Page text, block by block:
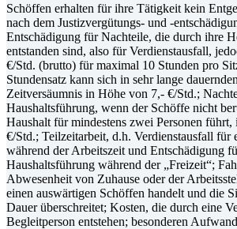
Schöffen erhalten für ihre Tätigkeit kein
nach dem Justizvergütungs- und -
Entschädigung für Nachteile, die durch ihre
entstanden sind, also für Verdienstausfall,
€/Std. (brutto) für maximal 10 Stunden pro
Stundensatz kann sich in sehr lange
Zeitversäumnis in Höhe von 7,- €/Std.;
Haushaltsführung, wenn der Schöffe nicht
Haushalt für mindestens zwei Personen
€/Std.; Teilzeitarbeit, d.h. Verdienstausfall für
während der Arbeitszeit und Entschädigung
Haushaltsführung während der „Freizeit“;
Abwesenheit von Zuhause oder der
einen auswärtigen Schöffen handelt und die
Dauer überschreitet; Kosten, die durch eine
Begleitperson entstehen; besonderen